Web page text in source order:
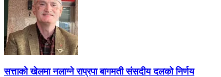
सत्ताको खेलमा नलाग्ने राप्रपा बागमती संसदीय दलको निर्णय